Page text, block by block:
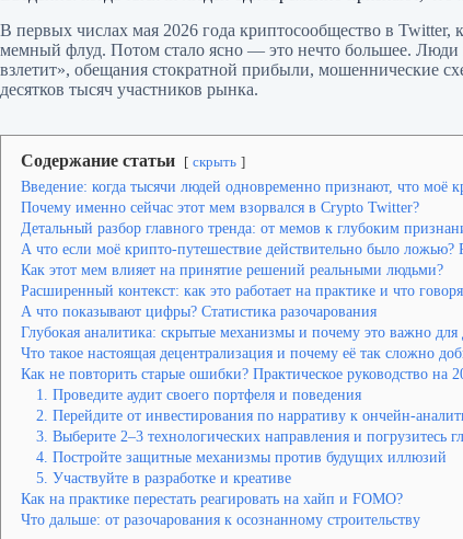
В первых числах мая 2026 года криптосообщество в Twitter,
мемный флуд. Потом стало ясно — это нечто большее. Люди
взлетит», обещания стократной прибыли, мошеннические
десятков тысяч участников рынка.
Содержание статьи скрыть
Введение: когда тысячи людей одновременно признают, что моё
Почему именно сейчас этот мем взорвался в Crypto Twitter?
Детальный разбор главного тренда: от мемов к глубоким
А что если моё крипто-путешествие действительно было ложью?
Как этот мем влияет на принятие решений реальными людьми?
Расширенный контекст: как это работает на практике и что
А что показывают цифры? Статистика разочарования
Глубокая аналитика: скрытые механизмы и почему это важно для
Что такое настоящая децентрализация и почему её так сложно
Как не повторить старые ошибки? Практическое руководство на
1. Проведите аудит своего портфеля и поведения
2. Перейдите от инвестирования по нарративу к ончейн-
3. Выберите 2–3 технологических направления и погрузитесь
4. Постройте защитные механизмы против будущих иллюзий
5. Участвуйте в разработке и креативе
Как на практике перестать реагировать на хайп и FOMO?
Что дальше: от разочарования к осознанному строительству